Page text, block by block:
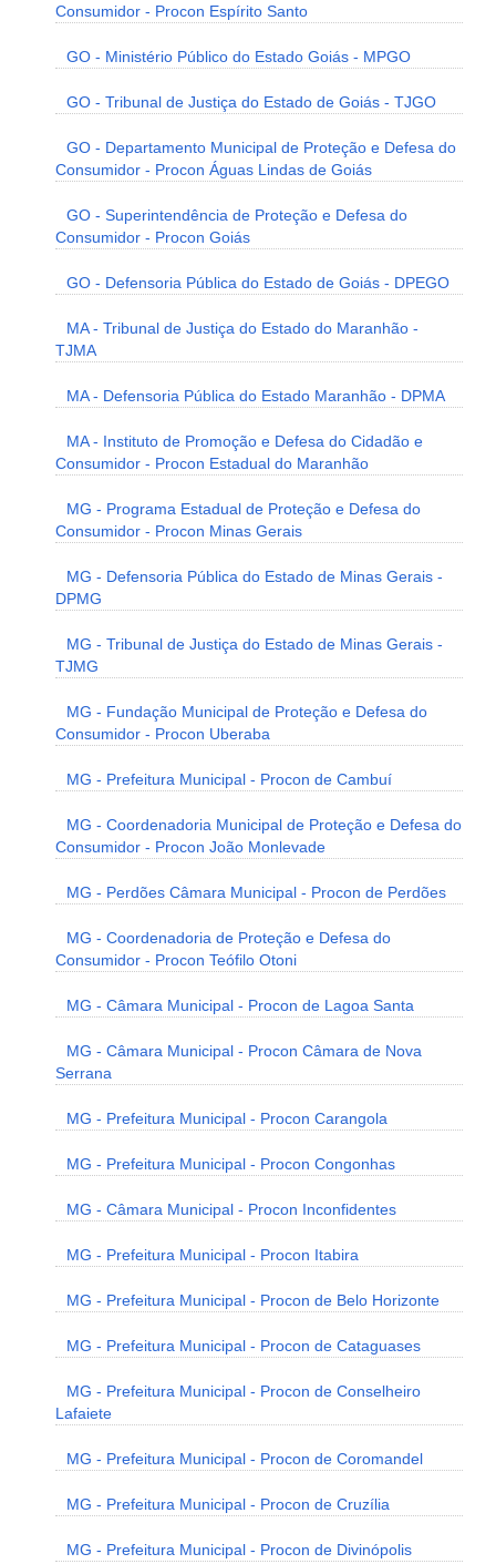
Consumidor - Procon Espírito Santo
GO - Ministério Público do Estado Goiás - MPGO
GO - Tribunal de Justiça do Estado de Goiás - TJGO
GO - Departamento Municipal de Proteção e Defesa do
Consumidor - Procon Águas Lindas de Goiás
GO - Superintendência de Proteção e Defesa do
Consumidor - Procon Goiás
GO - Defensoria Pública do Estado de Goiás - DPEGO
MA - Tribunal de Justiça do Estado do Maranhão -
TJMA
MA - Defensoria Pública do Estado Maranhão - DPMA
MA - Instituto de Promoção e Defesa do Cidadão e
Consumidor - Procon Estadual do Maranhão
MG - Programa Estadual de Proteção e Defesa do
Consumidor - Procon Minas Gerais
MG - Defensoria Pública do Estado de Minas Gerais -
DPMG
MG - Tribunal de Justiça do Estado de Minas Gerais -
TJMG
MG - Fundação Municipal de Proteção e Defesa do
Consumidor - Procon Uberaba
MG - Prefeitura Municipal - Procon de Cambuí
MG - Coordenadoria Municipal de Proteção e Defesa do
Consumidor - Procon João Monlevade
MG - Perdões Câmara Municipal - Procon de Perdões
MG - Coordenadoria de Proteção e Defesa do
Consumidor - Procon Teófilo Otoni
MG - Câmara Municipal - Procon de Lagoa Santa
MG - Câmara Municipal - Procon Câmara de Nova
Serrana
MG - Prefeitura Municipal - Procon Carangola
MG - Prefeitura Municipal - Procon Congonhas
MG - Câmara Municipal - Procon Inconfidentes
MG - Prefeitura Municipal - Procon Itabira
MG - Prefeitura Municipal - Procon de Belo Horizonte
MG - Prefeitura Municipal - Procon de Cataguases
MG - Prefeitura Municipal - Procon de Conselheiro
Lafaiete
MG - Prefeitura Municipal - Procon de Coromandel
MG - Prefeitura Municipal - Procon de Cruzília
MG - Prefeitura Municipal - Procon de Divinópolis